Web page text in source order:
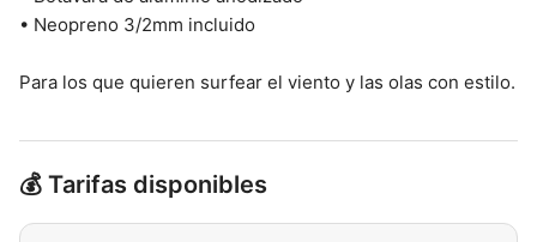
• Neopreno 3/2mm incluido
Para los que quieren surfear el viento y las olas con estilo.
💰 Tarifas disponibles